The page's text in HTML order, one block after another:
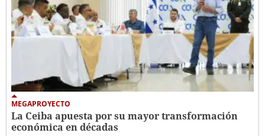
MEGAPROYECTO
La Ceiba apuesta por su mayor transformación
económica en décadas